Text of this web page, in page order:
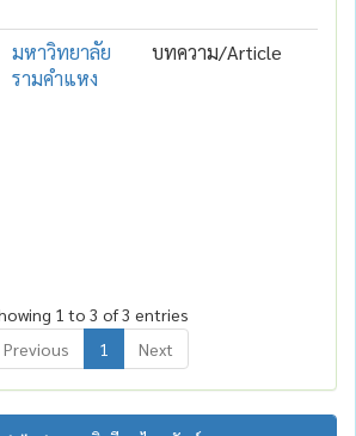
มหาวิทยาลัย
รามคำแหง
บทความ/Article
1 to 3 of 3 entries
Previous
1 Next